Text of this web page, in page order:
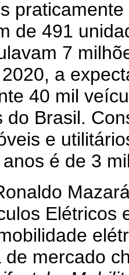
de 491
7
a
40 mil
do Brasil.
e
é de 3
de mercado